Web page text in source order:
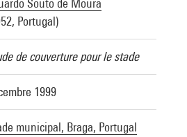
Souto de Moura
Portugal)
de couverture pour le stade
1999
municipal, Braga, Portugal